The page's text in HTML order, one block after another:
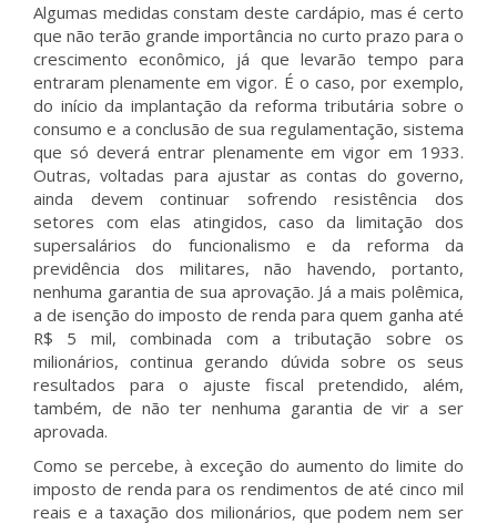
Algumas medidas constam deste cardápio, mas é certo
que não terão grande importância no curto prazo para o
crescimento econômico, já que levarão tempo para
entraram plenamente em vigor. É o caso, por exemplo,
do início da implantação da reforma tributária sobre o
consumo e a conclusão de sua regulamentação, sistema
que só deverá entrar plenamente em vigor em 1933.
Outras, voltadas para ajustar as contas do governo,
ainda devem continuar sofrendo resistência dos
setores com elas atingidos, caso da limitação dos
supersalários do funcionalismo e da reforma da
previdência dos militares, não havendo, portanto,
nenhuma garantia de sua aprovação. Já a mais polêmica,
a de isenção do imposto de renda para quem ganha até
R$ 5 mil, combinada com a tributação sobre os
milionários, continua gerando dúvida sobre os seus
resultados para o ajuste fiscal pretendido, além,
também, de não ter nenhuma garantia de vir a ser
aprovada.
Como se percebe, à exceção do aumento do limite do
imposto de renda para os rendimentos de até cinco mil
reais e a taxação dos milionários, que podem nem ser